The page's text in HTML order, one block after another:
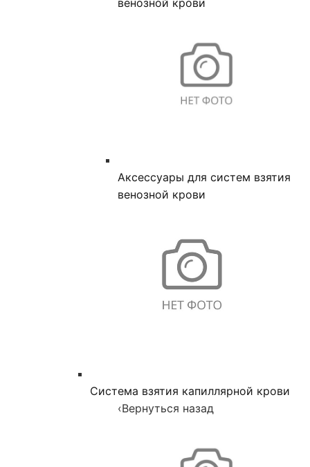
венозной крови
Аксессуары для систем взятия
венозной крови
Система взятия капиллярной крови
‹Вернуться назад